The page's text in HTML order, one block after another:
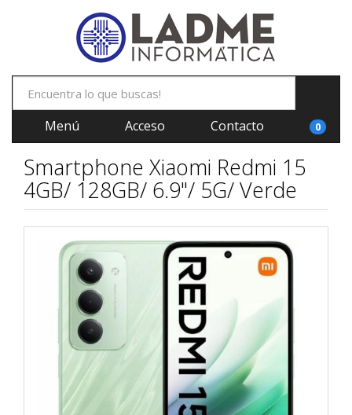
Menú Acceso Contacto 0
Smartphone Xiaomi Redmi 15
4GB/ 128GB/ 6.9"/ 5G/ Verde